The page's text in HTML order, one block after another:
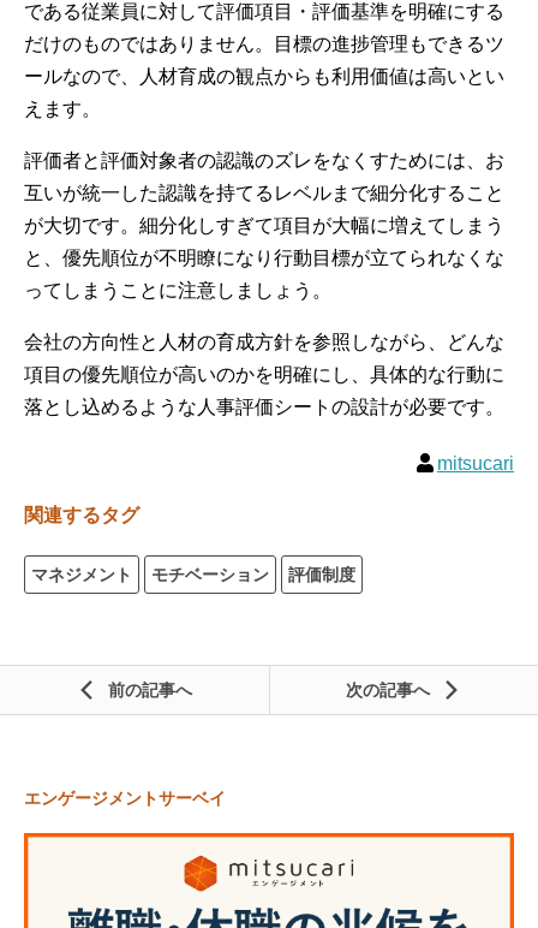
である従業員に対して評価項目・評価基準を明確にする
だけのものではありません。目標の進捗管理もできるツ
ールなので、人材育成の観点からも利用価値は高いとい
えます。
評価者と評価対象者の認識のズレをなくすためには、お
互いが統一した認識を持てるレベルまで細分化すること
が大切です。細分化しすぎて項目が大幅に増えてしまう
と、優先順位が不明瞭になり行動目標が立てられなくな
ってしまうことに注意しましょう。
会社の方向性と人材の育成方針を参照しながら、どんな
項目の優先順位が高いのかを明確にし、具体的な行動に
落とし込めるような人事評価シートの設計が必要です。
mitsucari
関連するタグ
マネジメント モチベーション 評価制度
前の記事 次の記事
エンゲージメントサーベイ